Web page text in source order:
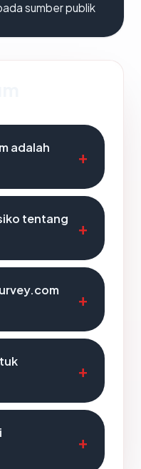
sumber publik
adalah
tentang